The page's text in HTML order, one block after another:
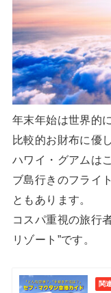
年末年始は世界的
比較的お財布に優
ハワイ・グアムは
ブ島行きのフライ
ともあります。
コスパ重視の旅行
リゾート”です。
関